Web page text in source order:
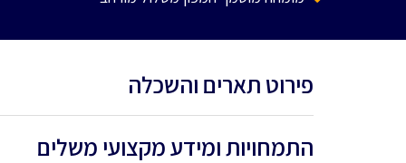
פירוט תארים והשכלה
התמחויות ומידע מקצועי משלים